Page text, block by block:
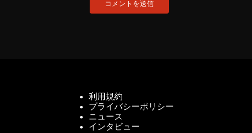
利用規約
プライバシーポリシー
ニュース
インタビュー